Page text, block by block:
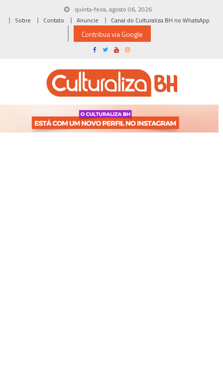
quinta-feira, agosto 06, 2026
Sobre
Contato Anuncie Canal do Culturaliza BH no WhatsApp
Contribua via Google